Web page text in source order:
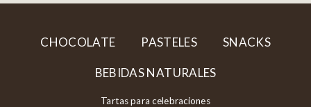
CHOCOLATE PASTELES SNACKS
BEBIDAS NATURALES
Tartas para celebraciones